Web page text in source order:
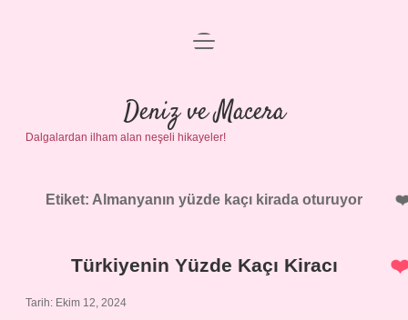
Anasayfa
Gizlilik Politikası
Yasal Uyarı
menüyü
Deniz ve Macera
Dalgalardan ilham alan neşeli hikayeler!
Etiket: Almanyanın yüzde kaçı kirada oturuyor
Türkiyenin Yüzde Kaçı Kiracı
Tarih: Ekim 12, 2024